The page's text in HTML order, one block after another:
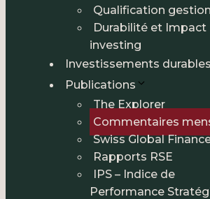
Qualification
Durabilité et Impact
investing
Investissements durables
Publications
The Explorer
Commentaires
Swiss Global
Rapports RSE
IPS – Indice de
Performance